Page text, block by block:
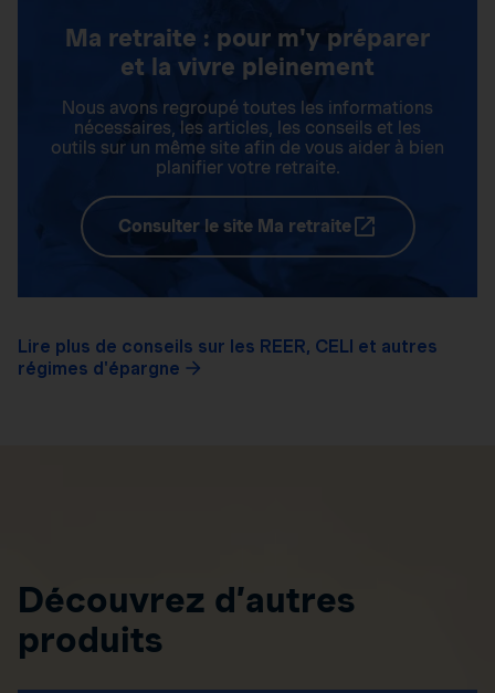
Ma retraite : pour m'y préparer
et la vivre pleinement
Nous avons regroupé toutes les informations
nécessaires, les articles, les conseils et les
outils sur un même site afin de vous aider à bien
planifier votre retraite.
Consulter le site Ma retraite
Lire plus de conseils sur les REER, CELI et autres
régimes d'épargne
Découvrez d’autres
produits